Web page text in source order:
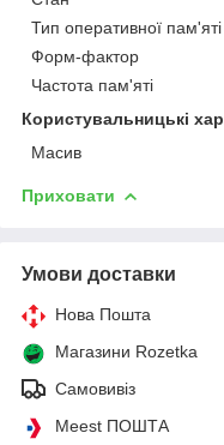
Тип оперативної пам'яті
Форм-фактор
Частота пам'яті
Користувальницькі
Масив
Приховати
Умови доставки
Нова Пошта
Магазини Rozetka
Самовивіз
Meest ПОШТА